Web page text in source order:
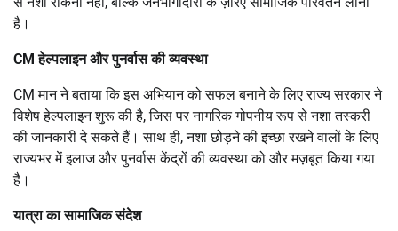
है।
CM हेल्पलाइन और पुनर्वास की व्यवस्था
CM मान ने बताया कि इस अभियान को सफल बनाने के लिए राज्य सरकार ने
विशेष हेल्पलाइन शुरू की है, जिस पर नागरिक गोपनीय रूप से नशा तस्करी
की जानकारी दे सकते हैं। साथ ही, नशा छोड़ने की इच्छा रखने वालों के लिए
राज्यभर में इलाज और पुनर्वास केंद्रों की व्यवस्था को और मज़बूत किया गया
है।
यात्रा का सामाजिक संदेश